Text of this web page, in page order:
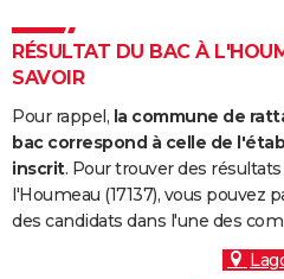
Dictionnaire
Biographies
Citations
Expressions
Proverbes
PROGRAMME TV
S'inscrire
Se connecter
Lycées
Collèges
Primaires
Universités
Entreprises
Service militaire
Avis de recherche
AVIS DE DÉCÈS
FORUM
RÉSULTAT DU BAC À
SAVOIR
Pour rappel, la commune de
bac correspond à celle de
inscrit. Pour trouver des
l'Houmeau (17137), vous pouvez
des candidats dans l'une des